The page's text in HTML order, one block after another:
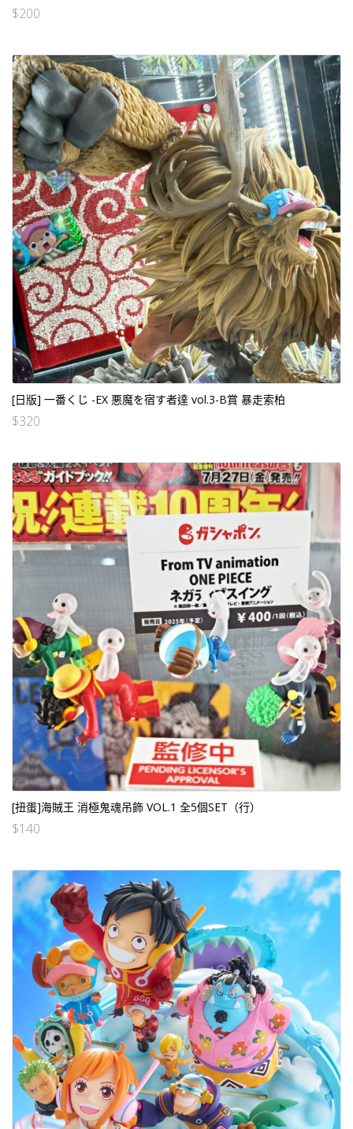
$200
[日版] 一番くじ -EX 悪魔を宿す者達 vol.3-B賞 暴走索柏
$320
[扭蛋]海賊王 消極鬼魂吊飾 VOL.1 全5個SET（行）
$140